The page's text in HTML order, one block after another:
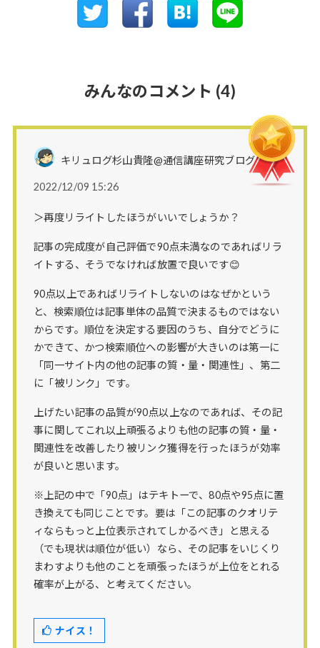
みんなのコメント (4)
キリュログ杉山貴隆@通信講座研究ブログさん
2022/12/09 15:26
＞再度リライトしたほうがいいでしょうか？
記事の完成度が自己評価で90点未満なのであればリラ
イトする、そうでなければ放置で良いです😊
90点以上であればリライトしないのはなぜかという
と、検索順位は記事単体の品質で決まるものではない
からです。順位を決定する要因のうち、自分でどうに
かできて、かつ検索順位への影響が大きいのは第一に
「同一サイト内の他の記事の質・量・関連性」、第二
に「被リンク」です。
上げたい記事の品質が90点以上なのであれば、その記
事に関してこれ以上頑張るよりも他の記事の質・量・
関連性を改善したり被リンク獲得を行ったほうが効率
が良いと思います。
※上記の中で「90点」はテキトーで、80点や95点に置
き換えても同じことです。要は「この記事のクオリテ
ィならもっと上位表示されてしかるべき」と思える
（でも現状は順位が低い）なら、その記事をいじくり
まわすよりも他のことを頑張ったほうが上位をとれる
確率が上がる、と考えてください。
ナイス！